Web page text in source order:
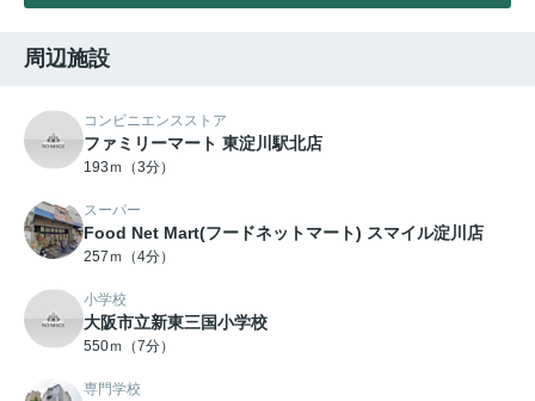
周辺施設
コンビニエンスストア
ファミリーマート 東淀川駅北店
193ｍ（3分）
スーパー
Food Net Mart(フードネットマート) スマイル淀川店
257ｍ（4分）
小学校
大阪市立新東三国小学校
550ｍ（7分）
専門学校